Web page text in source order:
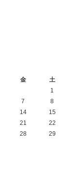
金 土
1
7
8
14
15
21
22
28
29